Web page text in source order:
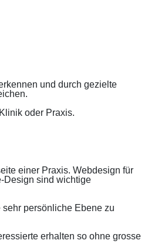
und durch gezielte
oder Praxis.
einer Praxis. Webdesign für
Design sind wichtige
persönliche Ebene zu
erhalten so ohne grosse